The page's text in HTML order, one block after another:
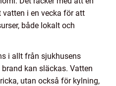
i en vecka för att
både lokalt och
i allt från sjukhusens
kan släckas. Vatten
utan också för kylning,